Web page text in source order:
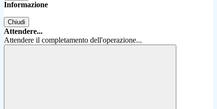
Informazione
Chiudi
Attendere...
Attendere il completamento dell'operazione...